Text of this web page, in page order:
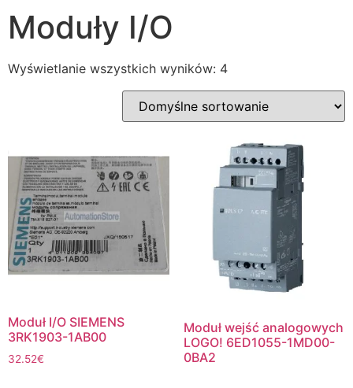
Moduły I/O
Wyświetlanie wszystkich wyników: 4
Moduł I/O SIEMENS
3RK1903-1AB00
32.52€
Moduł wejść analogowych
LOGO! 6ED1055-1MD00-
0BA2